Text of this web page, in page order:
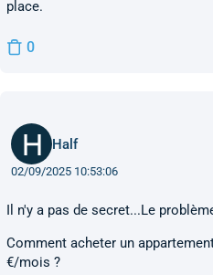
place.
0
Half
02/09/2025 10:53:06
Il n'y a pas de secret...Le
Comment acheter un
€/mois ?